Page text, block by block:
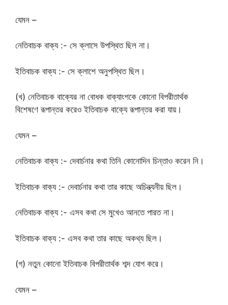
যেমন –
নেতিবাচক বাক্য :- সে ক্লাসে উপস্থিত ছিল না।
ইতিবাচক বাক্য :- সে ক্লাশে অনুপস্থিত ছিল।
(খ) নেতিবাচক বাক্যের না বোধক বাক্যাংশকে কোনো বিপরীতার্থক
বিশেষণে রূপান্তর করেও ইতিবাচক বাক্যে রূপান্তর করা যায়।
যেমন –
নেতিবাচক বাক্য :- দেবার্চনার কথা তিনি কোনোদিন চিন্তাও করেন নি।
ইতিবাচক বাক্য :- দেবার্চনার কথা তার কাছে অচিন্ত্যনীয় ছিল।
নেতিবাচক বাক্য :- এসব কথা সে মুখেও আনতে পারত না।
ইতিবাচক বাক্য :- এসব কথা তার কাছে অকথ্য ছিল।
(গ) নতুন কোনো ইতিবাচক বিপরীতার্থক শব্দ যোগ করে।
যেমন –